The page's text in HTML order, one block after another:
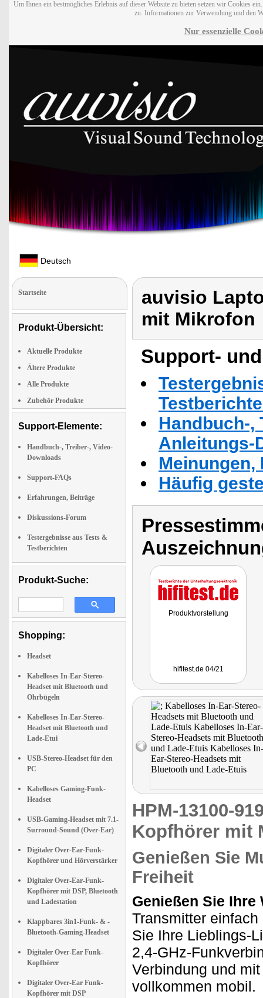
Um Ihnen ein bestmögliches Erlebnis auf dieser Website zu bieten setzen wir Cookies
zu. Informationen zur Verwendung und den
Nur essenzielle
Deutsch
Startseite
Produkt-Übersicht:
Aktuelle Produkte
Ältere Produkte
Alle Produkte
Zubehör Produkte
Support-Elemente:
Handbuch-, Treiber-, Video-
Downloads
Support-FAQs
Erfahrungen, Beiträge
Diskussions-Forum
Testergebnisse aus Tests &
Testberichten
Produkt-Suche:
Shopping:
Headset
Kabelloses In-Ear-Stereo-
Headset mit Bluetooth und
Ohrbügeln
Kabelloses In-Ear-Stereo-
Headset mit Bluetooth und
Lade-Etui
USB-Stereo-Headset für den
PC
Kabelloses Gaming-Funk-
Headset
USB-Gaming-Headset mit 7.1-
Surround-Sound (Over-Ear)
Digitaler Over-Ear-Funk-
Kopfhörer und Hörverstärker
Digitaler Over-Ear-Funk-
Kopfhörer mit DSP, Bluetooth
und Ladestation
Klappbares 3in1-Funk- & -
Bluetooth-Gaming-Headset
Digitaler Over-Ear Funk-
Kopfhörer
Digitaler Over-Ear Funk-
Kopfhörer mit DSP
auvisio
mit Mikrofon
Support-
Handbuch-,
Anleitungs-
Häufig
Produktvorstellung
hifitest.de 04/21
HPM-13100-
Kopfhörer mit
Genießen Sie
Freiheit
Genießen Sie
Transmitter
Sie Ihre Lieblings-
2,4-GHz-
Verbindung und
vollkommen mobil.